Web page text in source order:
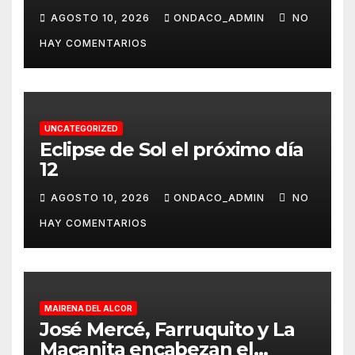
ALMONTE EL 20 DE AGOSTO
PARA QUE PUEDAS VIVIR ‘LA
VENIDA DE LA VIRGEN DEL
ROCÍO A ALMONTE’
AGOSTO 10, 2026 ONDACO_ADMIN NO
HAY COMENTARIOS
UNCATEGORIZED
Eclipse de Sol el próximo día
12
AGOSTO 10, 2026 ONDACO_ADMIN NO
HAY COMENTARIOS
MAIRENA DEL ALCOR
José Mercé, Farruquito y La
Macanita encabezan el